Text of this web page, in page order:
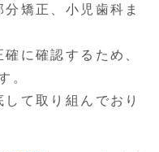
矯正、小児歯科ま
に確認するため、
。
て取り組んでおり